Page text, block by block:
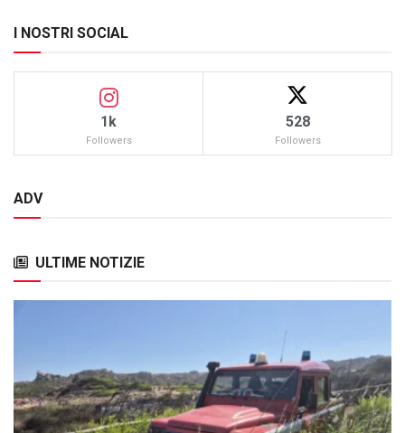
I NOSTRI SOCIAL
1k
Followers
528
Followers
ADV
ULTIME NOTIZIE